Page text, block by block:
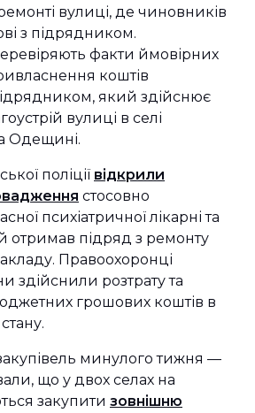
вулиці, де чиновників
з підрядником.
факти ймовірних
коштів
який здійснює
вулиці в селі
Одещині.
поліції відкрили
стосовно
психіатричної лікарні та
отримав підряд з ремонту
Правоохоронці
здійснили розтрату та
грошових коштів в
минулого тижня —
що у двох селах на
закупити зовнішню